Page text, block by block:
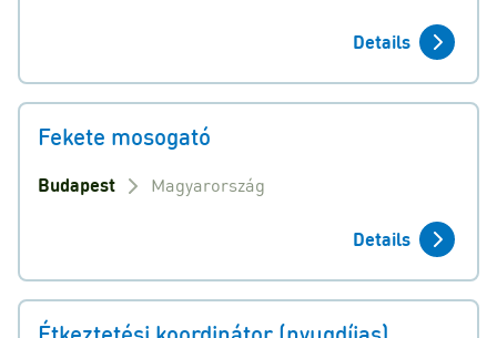
Details
Fekete mosogató
Budapest Magyarország
Details